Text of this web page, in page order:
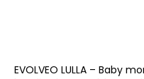
EVOLVEO LULLA – Baby